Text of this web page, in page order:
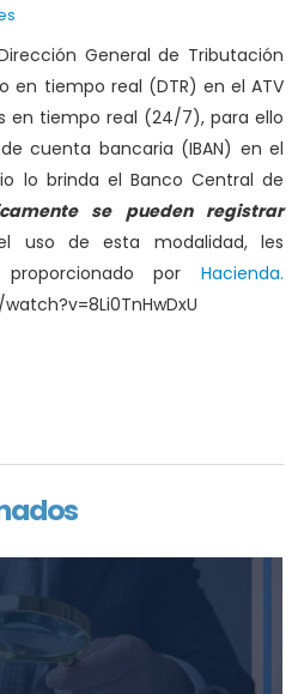
General de Tributación
en tiempo real (DTR) en el ATV
en tiempo real (24/7), para ello
cuenta bancaria (IBAN) en el
lo brinda el Banco Central de
se pueden registrar
uso de esta modalidad, les
por Hacienda.